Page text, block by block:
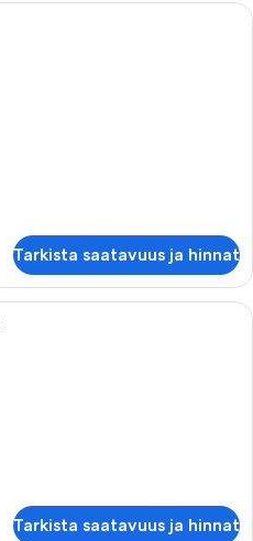
Hotellihuone, jossa on kaksi sänkyä,
Tarkista saatavuus ja hinnat
Hotellihuone, jossa on kaksi sänkyä,
Tarkista saatavuus ja hinnat